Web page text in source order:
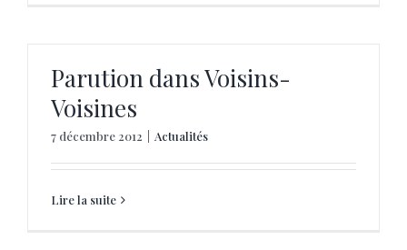
Parution dans Voisins-
Voisines
7 décembre 2012 Actualités
Lire la suite